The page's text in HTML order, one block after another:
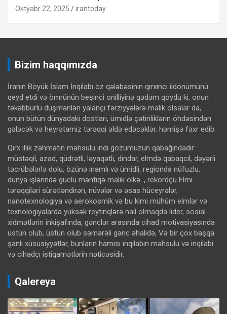
Oktyabr 22, 2025 irantoday
Bizim haqqımızda
İranın Böyük İslam İnqilabı öz qələbəsinin qırxıncı ildönümünü
qeyd etdi və ömrünün beşinci onilliyinə qədəm qoydu ki, onun
təkəbbürlü düşmənləri yalançı fərziyyələrə malik olsalar da,
onun bütün dünyadaki dostları, ümidlə çətinliklərin öhdəsindən
gələcək və heyrətamiz tərəqqi əldə edəcəklər. həmişə fəxr edib.
Qırx illik zəhmətin məhsulu indi gözümüzün qabağındadır:
müstəqil, azad, qüdrətli, ləyaqətli, dindar, elmdə qabaqcıl, dəyərli
təcrübələrlə dolu, özünə inamlı və ümidli, regionda nüfuzlu,
dünya işlərində güclü məntiqə malik ölkə. , rekordçu Elmi
tərəqqiləri sürətləndirən, nüvələr və əsas hüceyrələr,
nanotexnologiya və aerokosmik və bu kimi mühüm elmlər və
texnologiyalarda yüksək reytinqlərə nail olmaqda lider, sosial
xidmətlərin inkişafında, gənclər arasında cihad motivasiyasında
üstün olub, üstün olub səmərəli gənc əhalidə, Və bir çox başqa
şanlı xüsusiyyətlər, bunların hamısı inqilabın məhsulu və inqilabi
və cihadçı istiqamətlərin nəticəsidir.
Qalereya